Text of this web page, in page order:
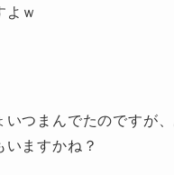
よｗ
つまんでたのですが
ますかね？